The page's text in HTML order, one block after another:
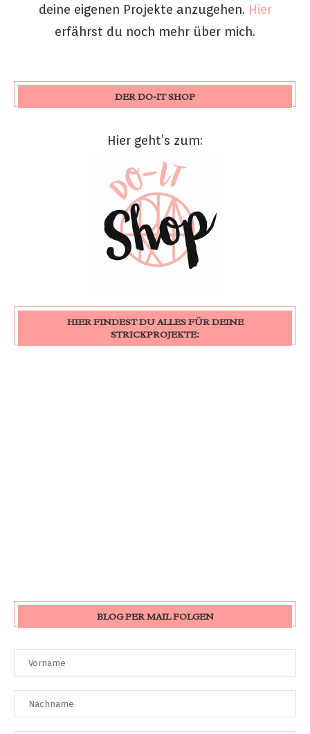
deine eigenen Projekte anzugehen. Hier
erfährst du noch mehr über mich.
DER DO-IT SHOP
Hier geht’s zum:
HIER FINDEST DU ALLES FÜR DEINE
STRICKPROJEKTE:
BLOG PER MAIL FOLGEN